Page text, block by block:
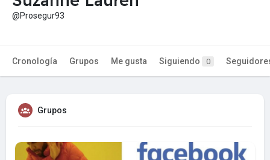
@Prosegur93
Cronología Grupos Me gusta Siguiendo 0
Grupos